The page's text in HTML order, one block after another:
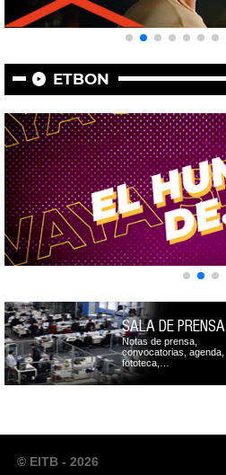
ETBON
SALA DE PRENSA
Notas de prensa,
convocatorias, agenda,
fototeca,…
© EITB - 2026